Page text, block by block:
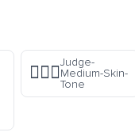
🧑🏽‍⚖️
Judge-
Medium-Skin-
Tone